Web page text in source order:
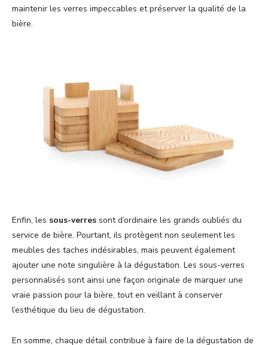
maintenir les verres impeccables et préserver la qualité de la
bière.
Enfin, les sous-verres sont d’ordinaire les grands oubliés du
service de bière. Pourtant, ils protègent non seulement les
meubles des taches indésirables, mais peuvent également
ajouter une note singulière à la dégustation. Les sous-verres
personnalisés sont ainsi une façon originale de marquer une
vraie passion pour la bière, tout en veillant à conserver
l’esthétique du lieu de dégustation.
En somme, chaque détail contribue à faire de la dégustation de